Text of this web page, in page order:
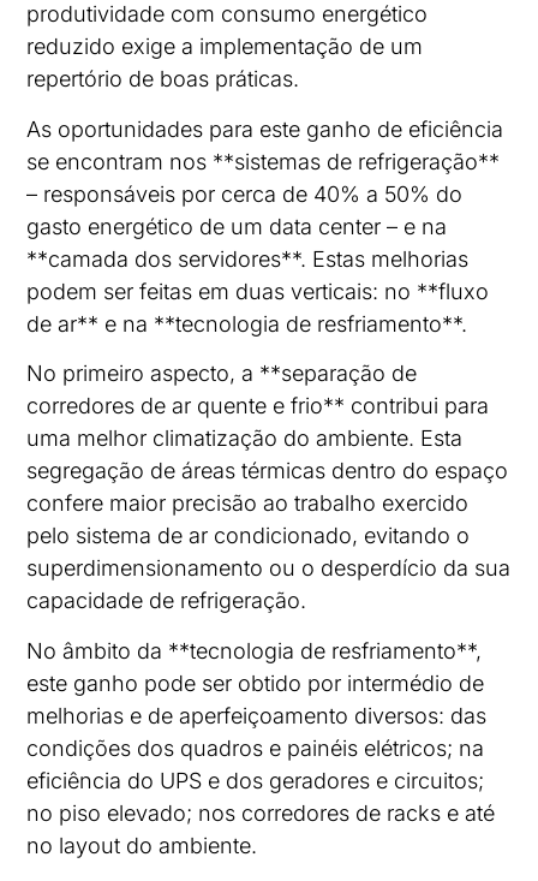
produtividade com consumo energético
reduzido exige a implementação de um
repertório de boas práticas.
As oportunidades para este ganho de eficiência
se encontram nos **sistemas de refrigeração**
– responsáveis por cerca de 40% a 50% do
gasto energético de um data center – e na
**camada dos servidores**. Estas melhorias
podem ser feitas em duas verticais: no **fluxo
de ar** e na **tecnologia de resfriamento**.
No primeiro aspecto, a **separação de
corredores de ar quente e frio** contribui para
uma melhor climatização do ambiente. Esta
segregação de áreas térmicas dentro do espaço
confere maior precisão ao trabalho exercido
pelo sistema de ar condicionado, evitando o
superdimensionamento ou o desperdício da sua
capacidade de refrigeração.
No âmbito da **tecnologia de resfriamento**,
este ganho pode ser obtido por intermédio de
melhorias e de aperfeiçoamento diversos: das
condições dos quadros e painéis elétricos; na
eficiência do UPS e dos geradores e circuitos;
no piso elevado; nos corredores de racks e até
no layout do ambiente.